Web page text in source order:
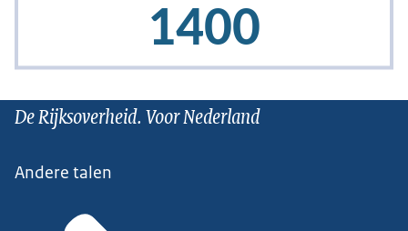
De Rijksoverheid. Voor Nederland
Andere talen